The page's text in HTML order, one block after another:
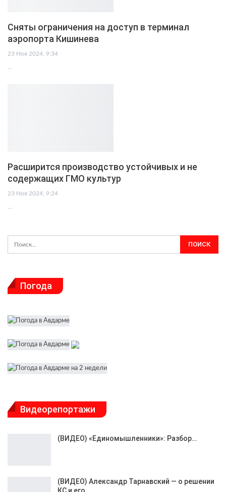
Сняты ограничения на доступ в терминал
аэропорта Кишинева
23 Ноя 2024, 9:34
…
Расширится производство устойчивых и не
содержащих ГМО культур
23 Ноя 2024, 9:24
…
Погода
Видеорепортажи
(ВИДЕО) «Единомышленники»: Разбор…
(ВИДЕО) Александр Тарнавский — о решении